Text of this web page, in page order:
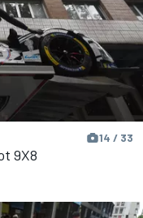
14 / 33
9X8